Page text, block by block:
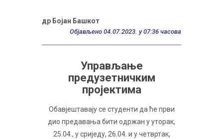
др Бојан Башкот
Објављено 04.07.2023. у 07:36 часова
Управљање
предузетничким
пројектима
Обавјештавају се студенти да ће први
дио предавања бити одржан у уторак,
25.04., у сриједу, 26.04. и у четвртак,